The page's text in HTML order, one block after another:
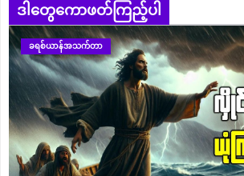
ဒါတွေကောဖတ်ကြည့်ပါ
ခရစ်ယာန်အသက်တာ